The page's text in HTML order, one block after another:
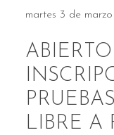
martes 3 de
LIBRE A